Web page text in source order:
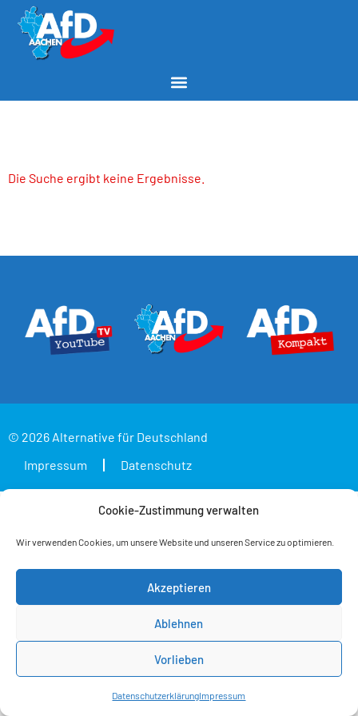
Cookie-Zustimmung verwalten
Wir verwenden Cookies, um unsere Website und unseren Service zu optimieren.
Akzeptieren
Ablehnen
Vorlieben
DatenschutzerklärungImpressum
Die Suche ergibt keine Ergebnisse.
© 2026 Alternative für Deutschland
Impressum
Datenschutz